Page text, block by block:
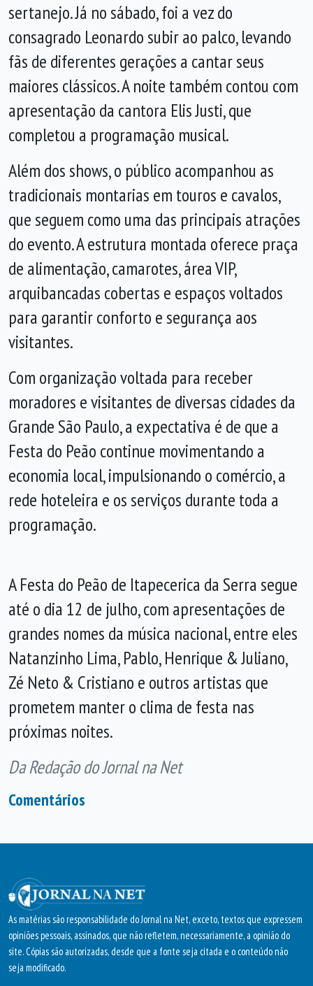
sertanejo. Já no sábado, foi a vez do
consagrado Leonardo subir ao palco, levando
fãs de diferentes gerações a cantar seus
maiores clássicos. A noite também contou com
apresentação da cantora Elis Justi, que
completou a programação musical.
Além dos shows, o público acompanhou as
tradicionais montarias em touros e cavalos,
que seguem como uma das principais atrações
do evento. A estrutura montada oferece praça
de alimentação, camarotes, área VIP,
arquibancadas cobertas e espaços voltados
para garantir conforto e segurança aos
visitantes.
Com organização voltada para receber
moradores e visitantes de diversas cidades da
Grande São Paulo, a expectativa é de que a
Festa do Peão continue movimentando a
economia local, impulsionando o comércio, a
rede hoteleira e os serviços durante toda a
programação.
A Festa do Peão de Itapecerica da Serra segue
até o dia 12 de julho, com apresentações de
grandes nomes da música nacional, entre eles
Natanzinho Lima, Pablo, Henrique & Juliano,
Zé Neto & Cristiano e outros artistas que
prometem manter o clima de festa nas
próximas noites.
Da Redação do Jornal na Net
Comentários
As matérias são responsabilidade do Jornal na Net, exceto, textos que expressem
opiniões pessoais, assinados, que não refletem, necessariamente, a opinião do
site. Cópias são autorizadas, desde que a fonte seja citada e o conteúdo não
seja modificado.